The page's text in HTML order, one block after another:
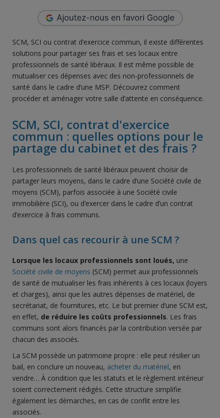
SCM, SCI ou contrat d’exercice commun, il existe différentes
solutions pour partager ses frais et ses locaux entre
professionnels de santé libéraux. Il est même possible de
mutualiser ces dépenses avec des non-professionnels de
santé dans le cadre d’une MSP. Découvrez comment
procéder et aménager votre salle d’attente en conséquence.
SCM, SCI, contrat d'exercice
commun : quelles options pour le
partage du cabinet et des frais ?
Les professionnels de santé libéraux peuvent choisir de
partager leurs moyens, dans le cadre d’une Société civile de
moyens (SCM), parfois associée à une Société civile
immobilière (SCI), ou d’exercer dans le cadre d’un contrat
d’exercice à frais communs.
Dans quel cas recourir à une SCM ?
Lorsque les locaux professionnels sont loués, une
Société civile de moyens (SCM) permet aux professionnels
de santé de mutualiser les frais inhérents à ces locaux (loyers
et charges), ainsi que les autres dépenses de matériel, de
secrétariat, de fournitures, etc. Le but premier d’une SCM est,
en effet, de réduire les coûts professionnels. Les frais
communs sont alors financés par la contribution versée par
chacun des associés.
La SCM possède un patrimoine propre : elle peut résilier un
bail, en conclure un nouveau, acheter du matériel, en
vendre… À condition que les statuts et le règlement intérieur
soient correctement rédigés. Cette structure simplifie
également les démarches, en cas de conflit entre les
associés.